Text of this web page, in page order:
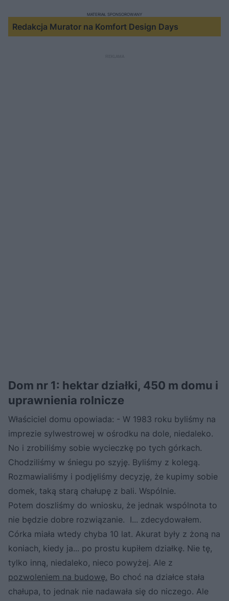
Redakcja Murator na Komfort Design Days
MATERIAŁ SPONSOROWANY
Dom nr 1: hektar działki, 450 m domu i
uprawnienia rolnicze
Właściciel domu opowiada: - W 1983 roku byliśmy na
imprezie sylwestrowej w ośrodku na dole, niedaleko.
No i zrobiliśmy sobie wycieczkę po tych górkach.
Chodziliśmy w śniegu po szyję. Byliśmy z kolegą.
Rozmawialiśmy i podjęliśmy decyzję, że kupimy sobie
domek, taką starą chałupę z bali. Wspólnie.
Potem doszliśmy do wniosku, że jednak wspólnota to
nie będzie dobre rozwiązanie. I... zdecydowałem.
Córka miała wtedy chyba 10 lat. Akurat były z żoną na
koniach, kiedy ja... po prostu kupiłem działkę. Nie tę,
tylko inną, niedaleko, nieco powyżej. Ale z
pozwoleniem na budowę. Bo choć na działce stała
chałupa, to jednak nie nadawała się do niczego. Ale